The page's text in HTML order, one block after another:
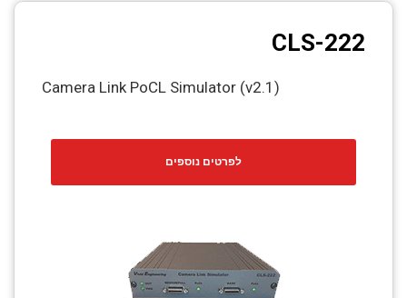
CLS-222
Camera Link PoCL Simulator (v2.1)
לפרטים נוספים